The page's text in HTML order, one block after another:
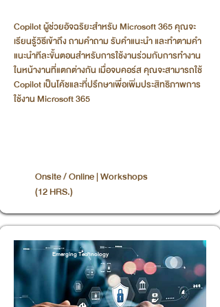
Copilot ผู้ช่วยอัจฉริยะสำหรับ Microsoft 365 คุณจะ
เรียนรู้วิธีเข้าถึง ถามคำถาม รับคำแนะนำ และทำตามคำ
แนะนำทีละขั้นตอนสำหรับการใช้งานร่วมกับการทำงาน
ในหน้างานที่แตกต่างกัน เมื่อจบคอร์ส คุณจะสามารถใช้
Copilot เป็นโค้ชและที่ปรึกษาเพื่อเพิ่มประสิทธิภาพการ
ใช้งาน Microsoft 365
Onsite / Online | Workshops
(12 HRS.)
Emerging Technology